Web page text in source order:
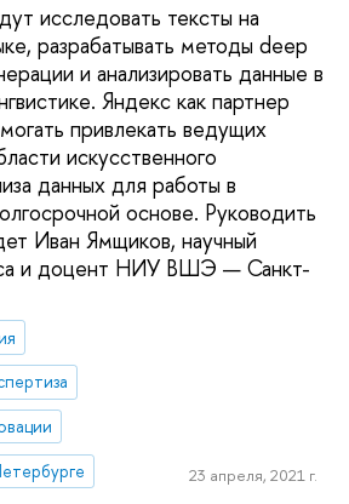
исследовать тексты на
разрабатывать методы deep
и анализировать данные в
Яндекс как партнер
привлекать ведущих
искусственного
данных для работы в
основе. Руководить
Иван Ямщиков, научный
и доцент НИУ ВШЭ — Санкт-
23 апреля, 2021 г.